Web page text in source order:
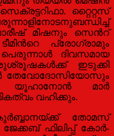
റ്റൈറ്റസ്
മിഷനും സെന്‍റ്
പ്രോഗ്രാമും
ദിവസമായ
ഇടുക്കി
തേവോദോസിയോസും
യൂഹാനോന്‍ മാര്‍
വഹിക്കും.
തോമസ്
ഫിലിപ്പ് കോര്‍-